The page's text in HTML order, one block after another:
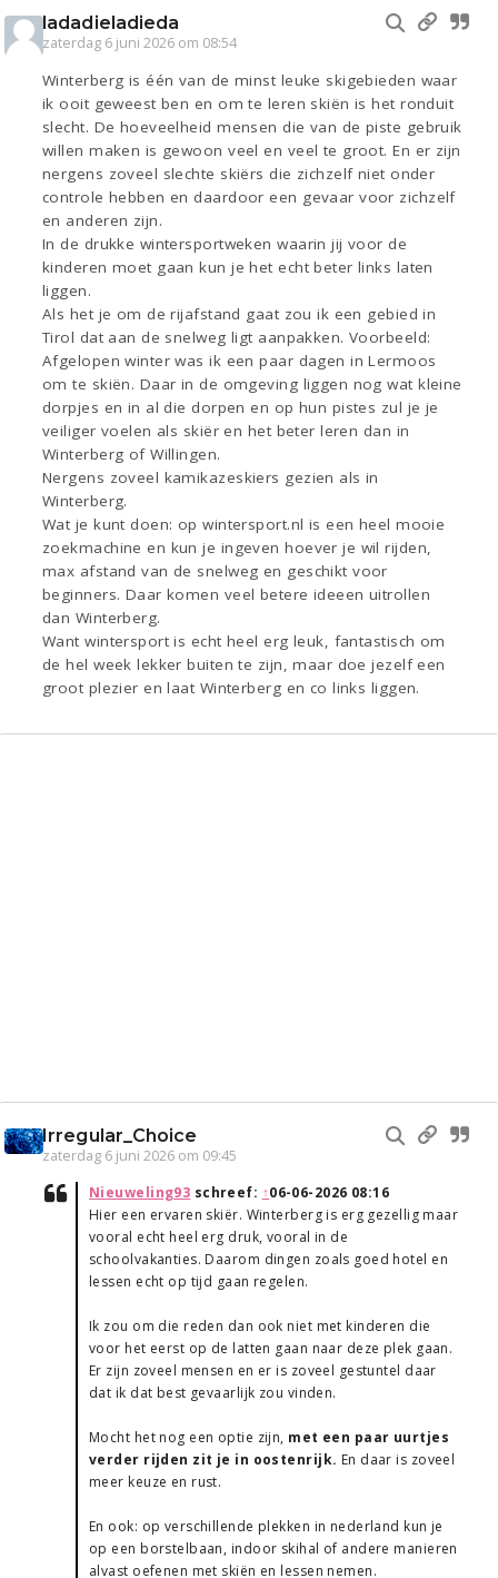
ladadieladieda
zaterdag 6 juni 2026 om 08:54
Winterberg is één van de minst leuke skigebieden waar
ik ooit geweest ben en om te leren skiën is het ronduit
slecht. De hoeveelheid mensen die van de piste gebruik
willen maken is gewoon veel en veel te groot. En er zijn
nergens zoveel slechte skiërs die zichzelf niet onder
controle hebben en daardoor een gevaar voor zichzelf
en anderen zijn.
In de drukke wintersportweken waarin jij voor de
kinderen moet gaan kun je het echt beter links laten
liggen.
Als het je om de rijafstand gaat zou ik een gebied in
Tirol dat aan de snelweg ligt aanpakken. Voorbeeld:
Afgelopen winter was ik een paar dagen in Lermoos
om te skiën. Daar in de omgeving liggen nog wat kleine
dorpjes en in al die dorpen en op hun pistes zul je je
veiliger voelen als skiër en het beter leren dan in
Winterberg of Willingen.
Nergens zoveel kamikazeskiers gezien als in
Winterberg.
Wat je kunt doen: op wintersport.nl is een heel mooie
zoekmachine en kun je ingeven hoever je wil rijden,
max afstand van de snelweg en geschikt voor
beginners. Daar komen veel betere ideeen uitrollen
dan Winterberg.
Want wintersport is echt heel erg leuk, fantastisch om
de hel week lekker buiten te zijn, maar doe jezelf een
groot plezier en laat Winterberg en co links liggen.
Irregular_Choice
zaterdag 6 juni 2026 om 09:45
Nieuweling93 schreef: ↑06-06-2026 08:16
Hier een ervaren skiër. Winterberg is erg gezellig maar
vooral echt heel erg druk, vooral in de
schoolvakanties. Daarom dingen zoals goed hotel en
lessen echt op tijd gaan regelen.
Ik zou om die reden dan ook niet met kinderen die
voor het eerst op de latten gaan naar deze plek gaan.
Er zijn zoveel mensen en er is zoveel gestuntel daar
dat ik dat best gevaarlijk zou vinden.
Mocht het nog een optie zijn, met een paar uurtjes
verder rijden zit je in oostenrijk. En daar is zoveel
meer keuze en rust.
En ook: op verschillende plekken in nederland kun je
op een borstelbaan, indoor skihal of andere manieren
alvast oefenen met skiën en lessen nemen.